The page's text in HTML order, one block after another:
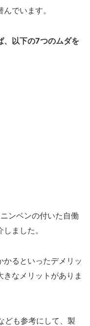
でいます。
、以下の7つのムダを
ンベンの付いた自働
ました。
かるといったデメリッ
きなメリットがありま
ども参考にして、製